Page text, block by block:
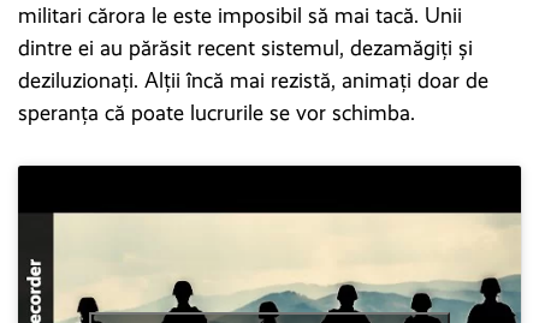
militari cărora le este imposibil să mai tacă. Unii
dintre ei au părăsit recent sistemul, dezamăgiți și
deziluzionați. Alții încă mai rezistă, animați doar de
speranța că poate lucrurile se vor schimba.